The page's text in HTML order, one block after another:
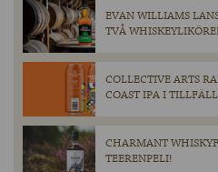
EVAN WILLIAMS
TVÅ
COLLECTIVE ARTS
COAST IPA I
CHARMANT
TEERENPELI!